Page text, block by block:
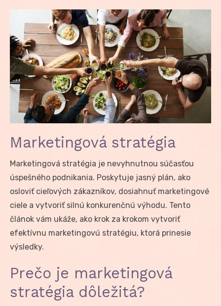
Marketingová stratégia
Marketingová stratégia je nevyhnutnou súčasťou
úspešného podnikania. Poskytuje jasný plán, ako
osloviť cieľových zákazníkov, dosiahnuť marketingové
ciele a vytvoriť silnú konkurenčnú výhodu. Tento
článok vám ukáže, ako krok za krokom vytvoriť
efektívnu marketingovú stratégiu, ktorá prinesie
výsledky.
Prečo je marketingová
stratégia dôležitá?